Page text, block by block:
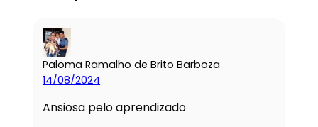
Paloma Ramalho de Brito Barboza
14/08/2024
Ansiosa pelo aprendizado